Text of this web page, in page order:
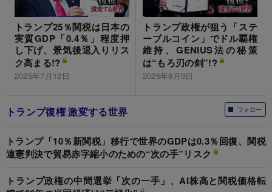
トランプ25％関税は日本の
実質GDP「0.4％」程度押
し下げ、景気後退入りリス
ク高まる!?
2025年7月12日
トランプ政権が狙う「ステ
ーブルコイン」でドル覇権
維持、GENIUS法の秘策
は“もろ刃の剣”!?
2025年8月9日
フォロー
トランプ復権 激変する世界
トランプ「10％新関税」移行で世界のGDPは0.3％回復、関税
違憲判決で貿易赤字縮小のための“次の手”リスク
トランプ政権の中間選挙「次の一手」、AI株高と関税価格転